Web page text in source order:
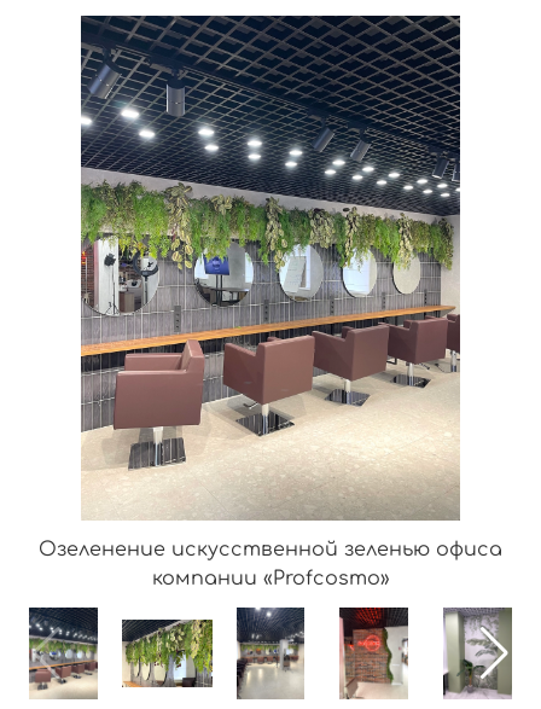
Озеленение искусственной зеленью офиса
компании «Profcosmo»